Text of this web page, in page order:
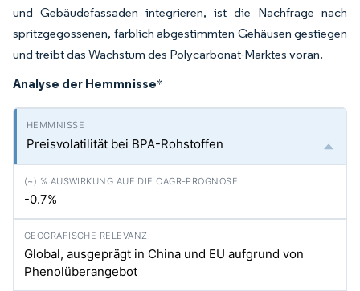
und Gebäudefassaden integrieren, ist die Nachfrage nach
spritzgegossenen, farblich abgestimmten Gehäusen gestiegen
und treibt das Wachstum des Polycarbonat-Marktes voran.
Analyse der Hemmnisse*
Preisvolatilität bei BPA-Rohstoffen
-0.7%
Global, ausgeprägt in China und EU aufgrund von
Phenolüberangebot